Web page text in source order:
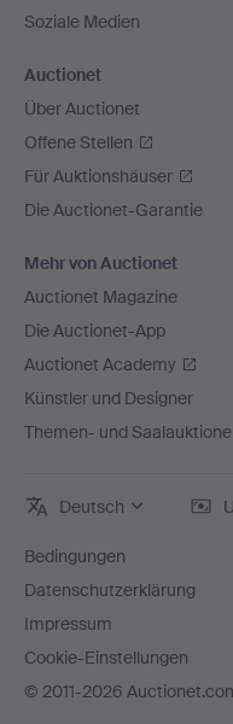
Soziale Medien
Auctionet
Über Auctionet
Offene Stellen
Für Auktionshäuser
Die Auctionet-Garantie
Mehr von Auctionet
Auctionet Magazine
Die Auctionet-App
Auctionet Academy
Künstler und Designer
Themen- und
Deutsch
Bedingungen
Datenschutzerklärung
Impressum
Cookie-Einstellungen
© 2011-2026